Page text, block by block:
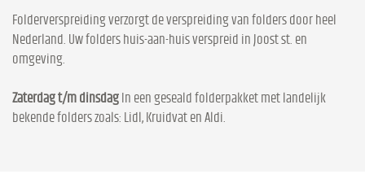
Folderverspreiding verzorgt de verspreiding van folders door heel
Nederland. Uw folders huis-aan-huis verspreid in Joost st. en
omgeving.
Zaterdag t/m dinsdag In een geseald folderpakket met landelijk
bekende folders zoals: Lidl, Kruidvat en Aldi.